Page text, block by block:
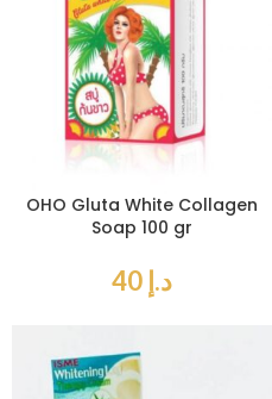
OHO Gluta White Collagen
Soap 100 gr
د.إ